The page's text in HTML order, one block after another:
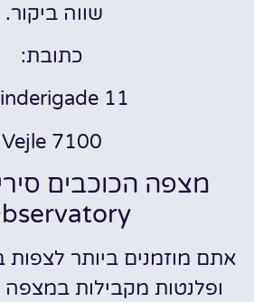
שווה ביקור.
כתובת:
11
7100 Vejle
אתם מוזמנים ביותר לצפות
ופלנטות מקבילות